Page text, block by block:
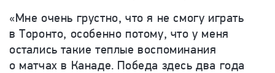
«Мне очень грустно, что я не смогу играть
в Торонто, особенно потому, что у меня
остались такие теплые воспоминания
о матчах в Канаде. Победа здесь два года